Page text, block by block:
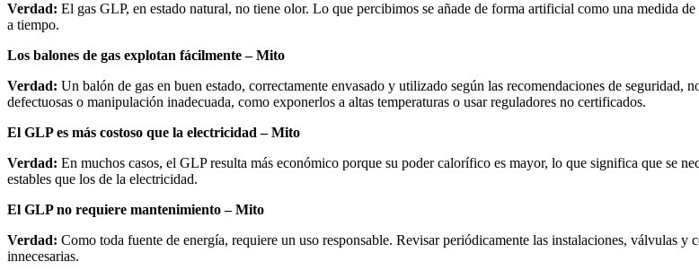
Verdad: El gas GLP, en estado natural, no tiene olor. Lo que percibimos se añade de forma artificial como una medida
a tiempo.
Los balones de gas explotan fácilmente – Mito
Verdad: Un balón de gas en buen estado, correctamente envasado y utilizado según las recomendaciones de seguridad,
defectuosas o manipulación inadecuada, como exponerlos a altas temperaturas o usar reguladores no certificados.
El GLP es más costoso que la electricidad – Mito
Verdad: En muchos casos, el GLP resulta más económico porque su poder calorífico es mayor, lo que significa que se
estables que los de la electricidad.
El GLP no requiere mantenimiento – Mito
Verdad: Como toda fuente de energía, requiere un uso responsable. Revisar periódicamente las instalaciones, válvulas
innecesarias.